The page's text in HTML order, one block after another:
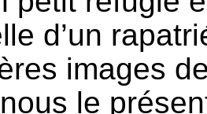
d’un
images
le